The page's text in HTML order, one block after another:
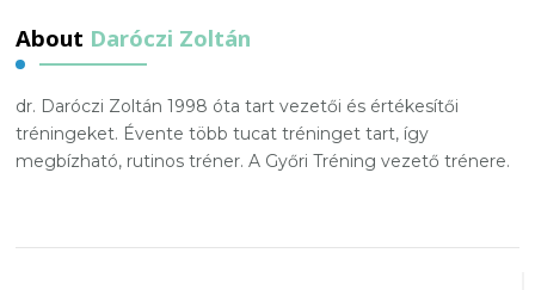
About Daróczi Zoltán
dr. Daróczi Zoltán 1998 óta tart vezetői és értékesítői
tréningeket. Évente több tucat tréninget tart, így
megbízható, rutinos tréner. A Győri Tréning vezető trénere.